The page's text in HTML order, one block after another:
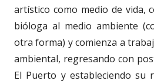
artístico como medio de vida,
bióloga al medio ambiente
otra forma) y comienza a
ambiental, regresando con
El Puerto y estableciendo su